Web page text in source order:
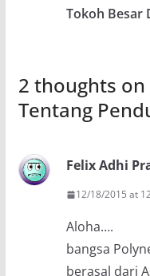
Tokoh Besar
2 thoughts on
Tentang
Felix Adhi
12/18/2015 at
Aloha….
bangsa
berasal dari